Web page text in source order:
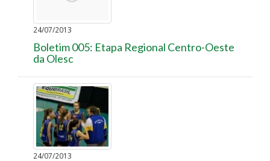
24/07/2013
Boletim 005: Etapa Regional Centro-Oeste
da Olesc
24/07/2013